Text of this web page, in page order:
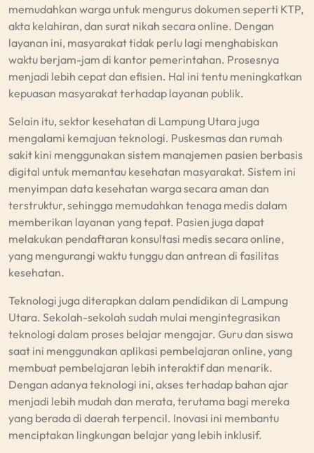
memudahkan warga untuk mengurus dokumen seperti KTP,
akta kelahiran, dan surat nikah secara online. Dengan
layanan ini, masyarakat tidak perlu lagi menghabiskan
waktu berjam-jam di kantor pemerintahan. Prosesnya
menjadi lebih cepat dan efisien. Hal ini tentu meningkatkan
kepuasan masyarakat terhadap layanan publik.
Selain itu, sektor kesehatan di Lampung Utara juga
mengalami kemajuan teknologi. Puskesmas dan rumah
sakit kini menggunakan sistem manajemen pasien berbasis
digital untuk memantau kesehatan masyarakat. Sistem ini
menyimpan data kesehatan warga secara aman dan
terstruktur, sehingga memudahkan tenaga medis dalam
memberikan layanan yang tepat. Pasien juga dapat
melakukan pendaftaran konsultasi medis secara online,
yang mengurangi waktu tunggu dan antrean di fasilitas
kesehatan.
Teknologi juga diterapkan dalam pendidikan di Lampung
Utara. Sekolah-sekolah sudah mulai mengintegrasikan
teknologi dalam proses belajar mengajar. Guru dan siswa
saat ini menggunakan aplikasi pembelajaran online, yang
membuat pembelajaran lebih interaktif dan menarik.
Dengan adanya teknologi ini, akses terhadap bahan ajar
menjadi lebih mudah dan merata, terutama bagi mereka
yang berada di daerah terpencil. Inovasi ini membantu
menciptakan lingkungan belajar yang lebih inklusif.